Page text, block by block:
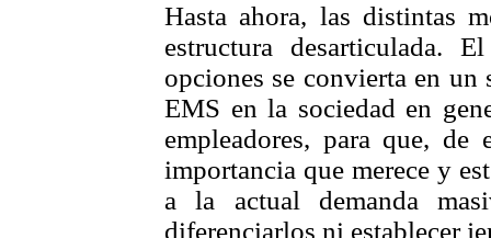
Hasta ahora, las distintas
estructura desarticulada.
opciones se convierta en un
EMS en la sociedad en
empleadores, para que,
importancia que merece y
a la actual demanda
diferenciarlos ni establecer